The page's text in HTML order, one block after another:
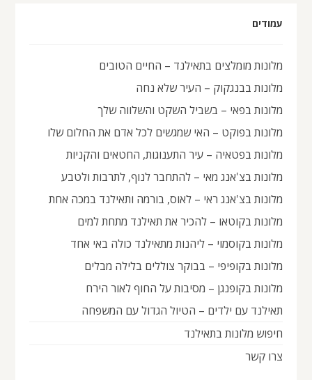
עמודים
מלונות מומלצים בתאילנד – החיים הטובים
מלונות בבנגקוק – העיר שלא נחה
מלונות בפאי – בשביל השקט והשלווה שלך
מלונות בפוקט – האי שמגשים לכל אדם את החלום שלו
מלונות בפטאיה – עיר התענוגות, החטאים והקניות
מלונות בצ'אנג מאי – להתחבר לנוף, לתרבות ולטבע
מלונות בצ'אנג ראי – לאוס, בורמה ותאילנד במכה אחת
מלונות בקוטאו – להכיר את תאילנד מתחת למים
מלונות בקוסמוי – ליהנות מתאילנד כולה באי אחד
מלונות בקופיפי – בבוקר צוללים בלילה מבלים
מלונות בקופנגן – מסיבות על החוף לאור הירח
תאילנד עם ילדים – הטיול הגדול עם המשפחה
חיפוש מלונות בתאילנד
צרו קשר